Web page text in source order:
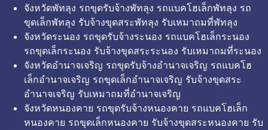
จังหวัดพัทลุง รถขุดรับจ้างพัทลุง รถแบคโฮเล็กพัทลุง รถ
ขุดเล็กพัทลุง รับจ้างขุดสระพัทลุง รับเหมาถมที่พัทลุง
จังหวัดระนอง รถขุดรับจ้างระนอง รถแบคโฮเล็กระนอง
รถขุดเล็กระนอง รับจ้างขุดสระระนอง รับเหมาถมที่ระนอง
จังหวัดอำนาจเจริญ รถขุดรับจ้างอำนาจเจริญ รถแบคโฮ
เล็กอำนาจเจริญ รถขุดเล็กอำนาจเจริญ รับจ้างขุดสระ
อำนาจเจริญ รับเหมาถมที่อำนาจเจริญ
จังหวัดหนองคาย รถขุดรับจ้างหนองคาย รถแบคโฮเล็ก
หนองคาย รถขุดเล็กหนองคาย รับจ้างขุดสระหนองคาย รับ